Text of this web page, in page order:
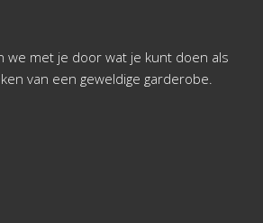
we met je door wat je kunt doen als
van een geweldige garderobe.